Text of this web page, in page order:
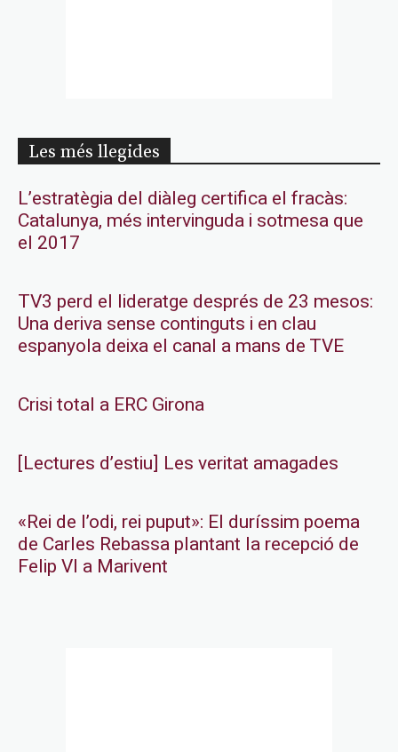
Les més llegides
L’estratègia del diàleg certifica el fracàs:
Catalunya, més intervinguda i sotmesa que
el 2017
TV3 perd el lideratge després de 23 mesos:
Una deriva sense continguts i en clau
espanyola deixa el canal a mans de TVE
Crisi total a ERC Girona
[Lectures d’estiu] Les veritat amagades
«Rei de l’odi, rei puput»: El duríssim poema
de Carles Rebassa plantant la recepció de
Felip VI a Marivent